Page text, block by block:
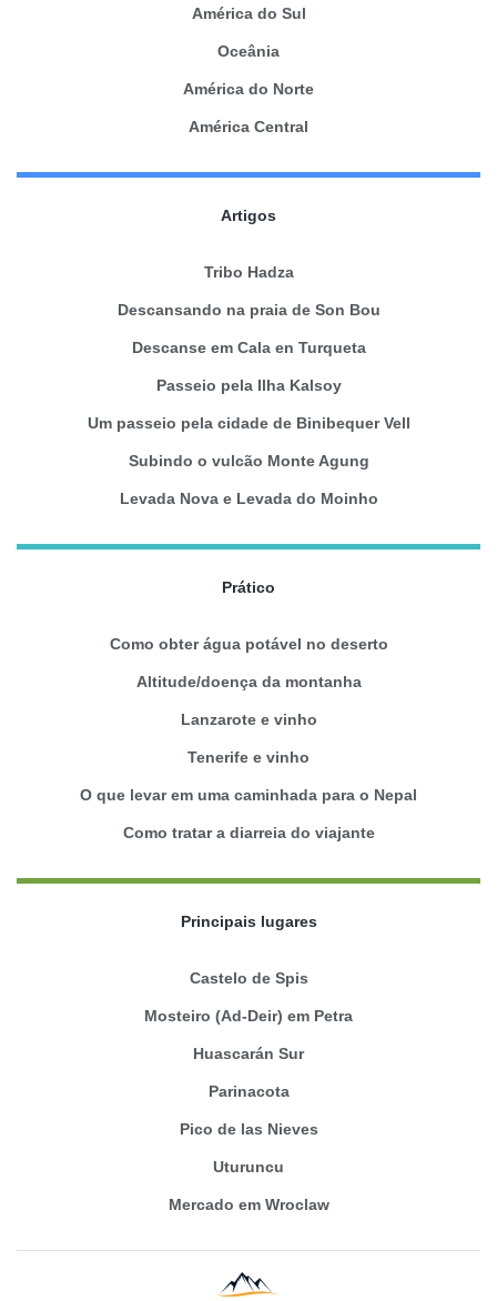
América do Sul
Oceânia
América do Norte
América Central
Artigos
Tribo Hadza
Descansando na praia de Son Bou
Descanse em Cala en Turqueta
Passeio pela Ilha Kalsoy
Um passeio pela cidade de Binibequer Vell
Subindo o vulcão Monte Agung
Levada Nova e Levada do Moinho
Prático
Como obter água potável no deserto
Altitude/doença da montanha
Lanzarote e vinho
Tenerife e vinho
O que levar em uma caminhada para o Nepal
Como tratar a diarreia do viajante
Principais lugares
Castelo de Spis
Mosteiro (Ad-Deir) em Petra
Huascarán Sur
Parinacota
Pico de las Nieves
Uturuncu
Mercado em Wroclaw